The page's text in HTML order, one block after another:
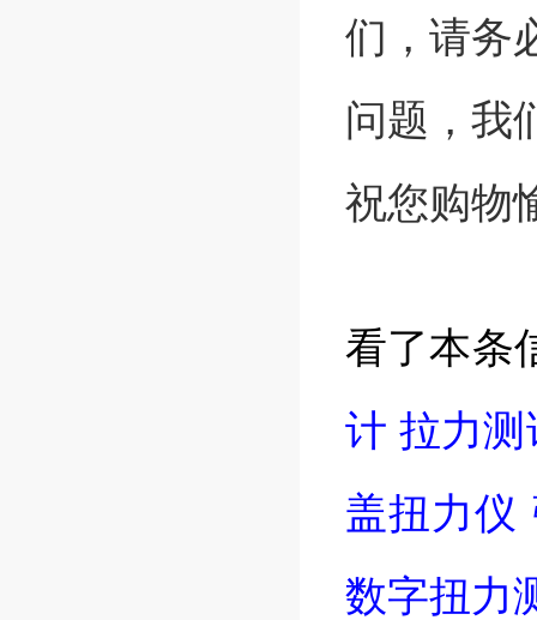
们，请务
问题，我
祝您购物
看了本条
计 拉力
盖扭力仪
数字扭力